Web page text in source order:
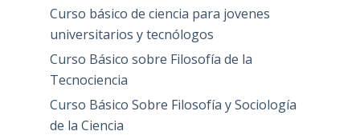
Curso básico de ciencia para jovenes
universitarios y tecnólogos
Curso Básico sobre Filosofía de la
Tecnociencia
Curso Básico Sobre Filosofía y Sociología
de la Ciencia